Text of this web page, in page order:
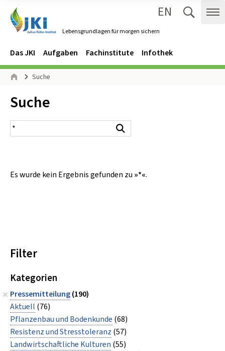
Lebensgrundlagen für morgen sichern
EN
Navigation
Hauptmenü
Das JKI Aufgaben Fachinstitute Infothek
Seitenpfad
Suche
Inhalt:
Suche
Suchergebnis
Es wurde kein Ergebnis gefunden zu »*«.
Filter
Kategorien
Pressemitteilung(190)
Aktuell (76)
Pflanzenbau und Bodenkunde (68)
Resistenz und Stresstoleranz (57)
Landwirtschaftliche Kulturen (55)